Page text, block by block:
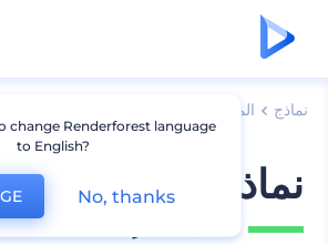
نماذج المنتجات
نماذج ربطة معصم
change Renderforest language
to English?
No, thanks